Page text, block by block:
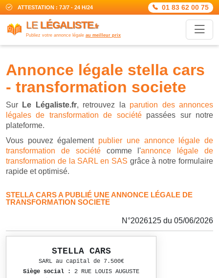
ATTESTATION : 7J/7 - 24 H/24 01 83 62 00 75
LE LÉGALISTE.fr
Publiez votre annonce légale au meilleur prix
annonce légale stella cars
- transformation societe
Sur Le Légaliste.fr, retrouvez la parution des annonces
légales de transformation de sociétépassées sur notre
plateforme.
Vous pouvez également publier une annonce légale de
transformation de sociétécomme l'annonce légale de
transformation de la SARL en SAS grâce à notre formulaire
rapide et optimisé.
STELLA CARS A PUBLIÉ UNE ANNONCE LÉGALE DE
TRANSFORMATION SOCIETE
N°2026125 du 05/06/2026
STELLA CARS
SARL au capital de 7.500€
Siège social : 2 RUE LOUIS AUGUSTE